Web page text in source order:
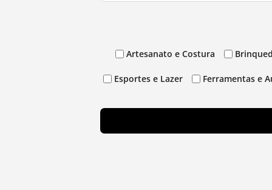
Artesanato e Costura
Esportes e Lazer Ferramentas e